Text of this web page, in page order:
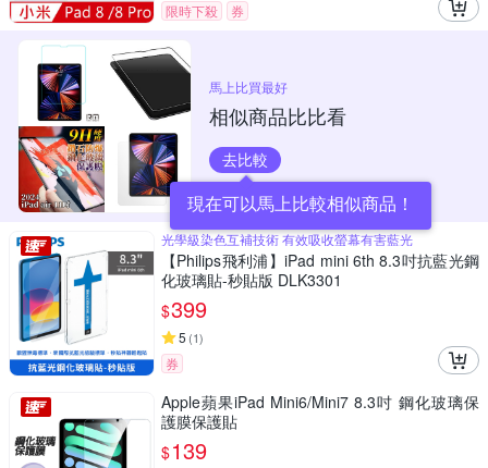
限時下殺 券
馬上比買最好
相似商品比比看
去比較
現在可以馬上比較相似商品！
光學級染色互補技術 有效吸收螢幕有害藍光
【Philips飛利浦】iPad mini 6th 8.3吋抗藍光鋼
化玻璃貼-秒貼版 DLK3301
$399
5 (1)
券
Apple蘋果iPad Mini6/Mini7 8.3吋 鋼化玻璃保
護膜保護貼
$139